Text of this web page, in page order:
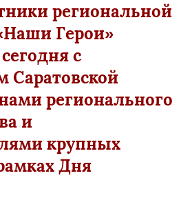
региональной
Герои»
с
Саратовской
регионального
и
крупных
Дня